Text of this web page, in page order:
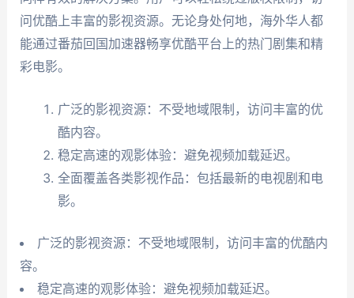
问优酷上丰富的影视资源。无论身处何地，海外华人都
能通过番茄回国加速器畅享优酷平台上的热门剧集和精
彩电影。
广泛的影视资源：不受地域限制，访问丰富的优
酷内容。
稳定高速的观影体验：避免视频加载延迟。
全面覆盖各类影视作品：包括最新的电视剧和电
影。
广泛的影视资源：不受地域限制，访问丰富的优酷内
容。
稳定高速的观影体验：避免视频加载延迟。